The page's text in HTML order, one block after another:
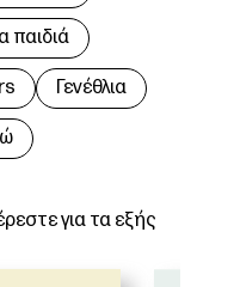
για τα εξής
παιδιά
Γενέθλια